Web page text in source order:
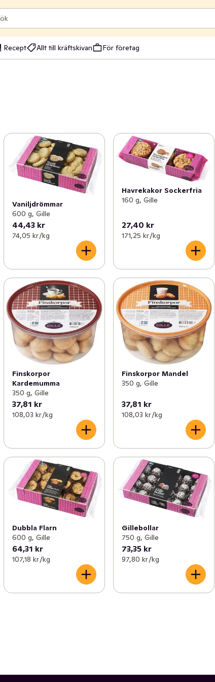
Recept Allt till kräftskivan För företag
Vaniljdrömmar
600 g, Gille
44,43 kr
74,05 kr /kg
Havrekakor Sockerfria
160 g, Gille
27,40 kr
171,25 kr /kg
Finskorpor
Kardemumma
350 g, Gille
37,81 kr
108,03 kr /kg
Finskorpor Mandel
350 g, Gille
37,81 kr
108,03 kr /kg
Dubbla Flarn
600 g, Gille
64,31 kr
107,18 kr /kg
Gillebollar
750 g, Gille
73,35 kr
97,80 kr /kg